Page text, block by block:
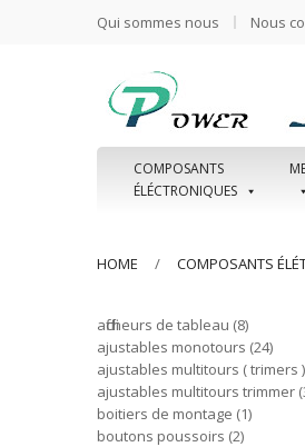
Qui sommes nous Nous
COMPOSANTS
ÉLÉCTRONIQUES
HOME COMPOSANTS
afficheurs de tableau 8
ajustables monotours 24
ajustables multitours ( trimers )
ajustables multitours trimmer
boitiers de montage 1
boutons poussoirs 2